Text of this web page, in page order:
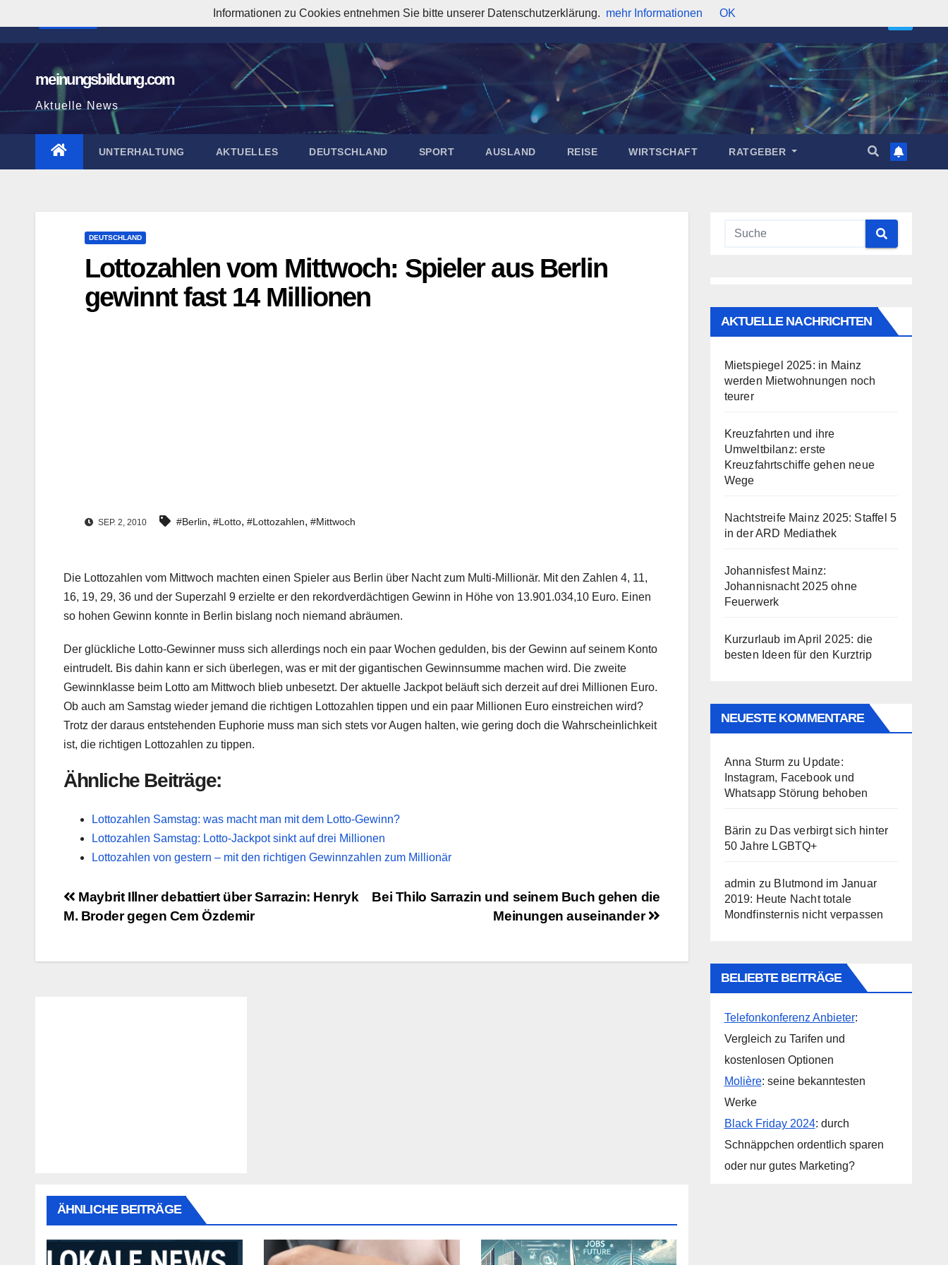
Inhalt
springen
meinungsbildung.com
Aktuelle News
UNTERHALTUNG AKTUELLES DEUTSCHLAND SPORT AUSLAND REISE WIRTSCHAFT RATGEBER
DEUTSCHLAND
Lottozahlen vom Mittwoch: Spieler aus Berlin
gewinnt fast 14 Millionen
SEP. 2, 2010 #Berlin, #Lotto, #Lottozahlen, #Mittwoch
Die Lottozahlen vom Mittwoch machten einen Spieler aus Berlin über Nacht zum Multi-Millionär. Mit den Zahlen 4, 11,
16, 19, 29, 36 und der Superzahl 9 erzielte er den rekordverdächtigen Gewinn in Höhe von 13.901.034,10 Euro. Einen
so hohen Gewinn konnte in Berlin bislang noch niemand abräumen.
Der glückliche Lotto-Gewinner muss sich allerdings noch ein paar Wochen gedulden, bis der Gewinn auf seinem Konto
eintrudelt. Bis dahin kann er sich überlegen, was er mit der gigantischen Gewinnsumme machen wird. Die zweite
Gewinnklasse beim Lotto am Mittwoch blieb unbesetzt. Der aktuelle Jackpot beläuft sich derzeit auf drei Millionen Euro.
Ob auch am Samstag wieder jemand die richtigen Lottozahlen tippen und ein paar Millionen Euro einstreichen wird?
Trotz der daraus entstehenden Euphorie muss man sich stets vor Augen halten, wie gering doch die Wahrscheinlichkeit
ist, die richtigen Lottozahlen zu tippen.
Ähnliche Beiträge:
Lottozahlen Samstag: was macht man mit dem Lotto-Gewinn?
Lottozahlen Samstag: Lotto-Jackpot sinkt auf drei Millionen
Lottozahlen von gestern – mit den richtigen Gewinnzahlen zum Millionär
Beitragsnavigation
Bei Thilo Sarrazin und seinem Buch gehen die
Meinungen auseinander
Maybrit Illner debattiert über Sarrazin: Henryk
M. Broder gegen Cem Özdemir
ÄHNLICHE BEITRÄGE
AKTUELLE NACHRICHTEN
Mietspiegel 2025: in Mainz
werden Mietwohnungen noch
teurer
Kreuzfahrten und ihre
Umweltbilanz: erste
Kreuzfahrtschiffe gehen neue
Wege
Nachtstreife Mainz 2025: Staffel 5
in der ARD Mediathek
Johannisfest Mainz:
Johannisnacht 2025 ohne
Feuerwerk
Kurzurlaub im April 2025: die
besten Ideen für den Kurztrip
NEUESTE KOMMENTARE
Anna Sturm zu Update:
Instagram, Facebook und
Whatsapp Störung behoben
Bärin zu Das verbirgt sich hinter
50 Jahre LGBTQ+
admin zu Blutmond im Januar
2019: Heute Nacht totale
Mondfinsternis nicht verpassen
BELIEBTE BEITRÄGE
Telefonkonferenz Anbieter:
Vergleich zu Tarifen und
kostenlosen Optionen
Molière: seine bekanntesten
Werke
Black Friday 2024: durch
Schnäppchen ordentlich sparen
oder nur gutes Marketing?
Informationen zu Cookies entnehmen Sie bitte unserer Datenschutzerklärung. mehr Informationen OK